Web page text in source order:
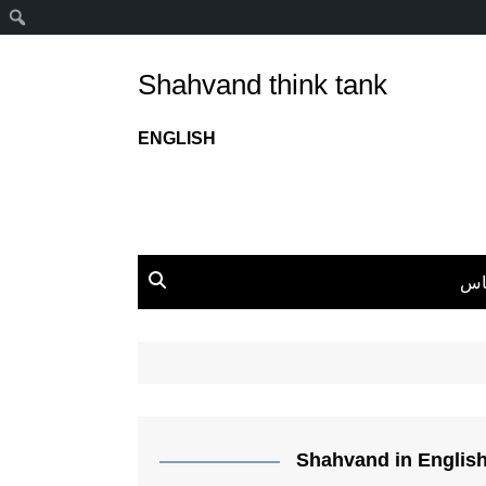
Shahvand think tank
ENGLISH
Shahvand in